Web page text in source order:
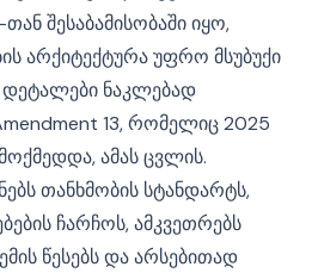
შესაბამისობაში იყო,
არქიტექტურა უფრო მსუბუქი
დეტალები ნაკლებად
13, რომელიც 2025
ამას ცვლის.
თანხმობის სტანდარტს,
ჩარჩოს, ამკვეთრებს
წესებს და არსებითად